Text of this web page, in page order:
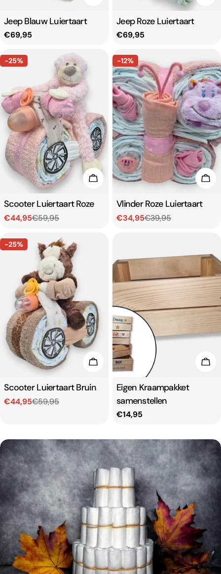
Type:
Jeep Blauw Luiertaart
Normale
€69,95
Type:
Jeep Roze Luiertaart
Normale
€69,95
-25%
Toevoegen aan winkelwagen
Type:
Scooter Luiertaart Roze
Verkoopprijs
€44,95
Normale€59,95
-12%
Type:
Vlinder Roze Luiertaart
Verkoopprijs
€34,95
Normale€39,95
-25%
Toevoegen aan winkelwagen
Type:
Scooter Luiertaart Bruin
Verkoopprijs
€44,95
Normale€59,95
Type:
Eigen Kraampakket
samenstellen
Normale
€14,95